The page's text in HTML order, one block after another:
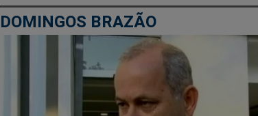
DOMINGOS BRAZÃO